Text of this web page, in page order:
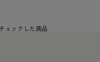
ェックした商品